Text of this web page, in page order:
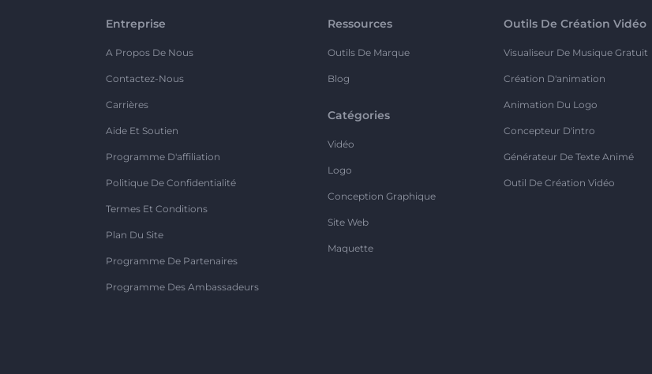
Entreprise
A Propos De Nous
Contactez-Nous
Carrières
Aide Et Soutien
Programme D'affiliation
Politique De Confidentialité
Termes Et Conditions
Plan Du Site
Programme De Partenaires
Programme Des Ambassadeurs
Ressources
Outils De Marque
Blog
Catégories
Vidéo
Logo
Conception Graphique
Site Web
Maquette
Outils De Création Vidéo
Visualiseur De Musique Gratuit
Création D'animation
Animation Du Logo
Concepteur D'intro
Générateur De Texte Animé
Outil De Création Vidéo